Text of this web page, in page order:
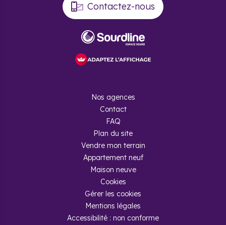
Contactez-nous
Nos agences
Contact
FAQ
Plan du site
Vendre mon terrain
Appartement neuf
Maison neuve
Cookies
Gérer les cookies
Mentions légales
Accessibilité : non conforme